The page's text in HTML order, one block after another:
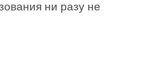
ни разу не